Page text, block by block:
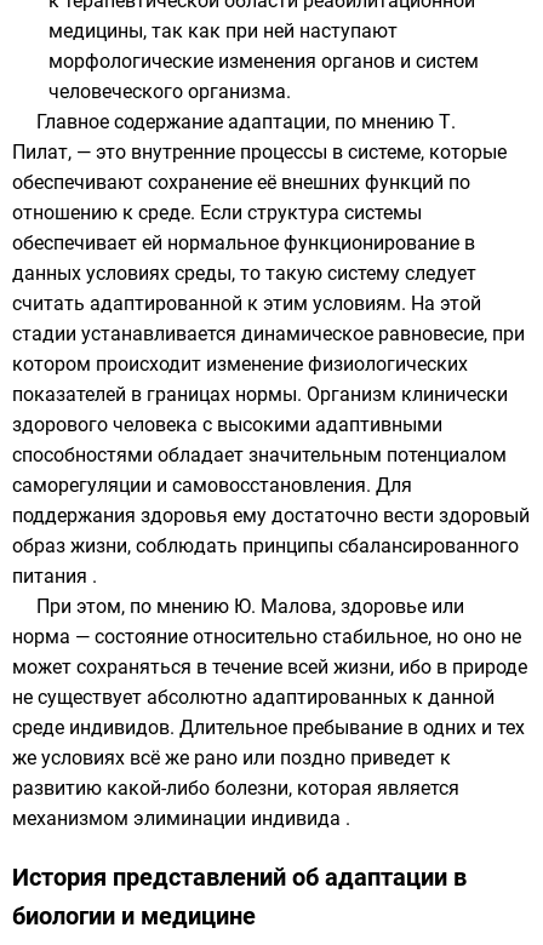
медицины, так как при ней наступают
морфологические изменения органов и систем
человеческого организма.
Главное содержание адаптации, по мнению Т.
Пилат, — это внутренние процессы в системе, которые
обеспечивают сохранение её внешних функций по
отношению к среде. Если структура системы
обеспечивает ей нормальное функционирование в
данных условиях среды, то такую систему следует
считать адаптированной к этим условиям. На этой
стадии устанавливается динамическое равновесие, при
котором происходит изменение физиологических
показателей в границах нормы. Организм клинически
здорового человека с высокими адаптивными
способностями обладает значительным потенциалом
саморегуляции и самовосстановления. Для
поддержания здоровья ему достаточно вести здоровый
образ жизни, соблюдать принципы сбалансированного
питания .
При этом, по мнению Ю. Малова, здоровье или
норма — состояние относительно стабильное, но оно не
может сохраняться в течение всей жизни, ибо в природе
не существует абсолютно адаптированных к данной
среде индивидов. Длительное пребывание в одних и тех
же условиях всё же рано или поздно приведет к
развитию какой-либо болезни, которая является
механизмом элиминации индивида .
История представлений об адаптации в
биологии и медицине